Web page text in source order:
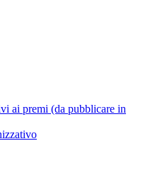
ai premi (da pubblicare in